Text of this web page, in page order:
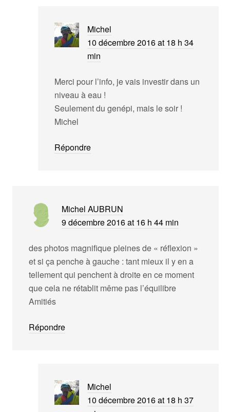
Michel
10 décembre 2016 at 18 h 34
min
Merci pour l’info, je vais investir dans un
niveau à eau !
Seulement du genépi, mais le soir !
Michel
Répondre
Michel AUBRUN
9 décembre 2016 at 16 h 44 min
des photos magnifique pleines de « réflexion »
et si ça penche à gauche : tant mieux il y en a
tellement qui penchent à droite en ce moment
que cela ne rétablit même pas l’équilibre
Amitiés
Répondre
Michel
10 décembre 2016 at 18 h 37